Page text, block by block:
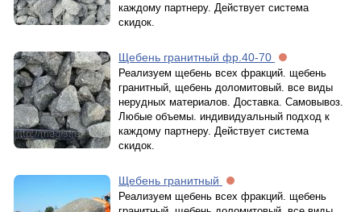
каждому партнеру. Действует система
скидок.
Щебень гранитный фр.40-70
Реализуем щебень всех фракций. щебень
гранитный, щебень доломитовый. все виды
нерудных материалов. Доставка. Самовывоз.
Любые объемы. индивидуальный подход к
каждому партнеру. Действует система
скидок.
Щебень гранитный
Реализуем щебень всех фракций. щебень